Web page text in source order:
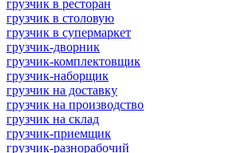
грузчик в ресторан
грузчик в столовую
грузчик в супермаркет
грузчик-дворник
грузчик-комплектовщик
грузчик-наборщик
грузчик на доставку
грузчик на производство
грузчик на склад
грузчик-приемщик
грузчик-разнорабочий